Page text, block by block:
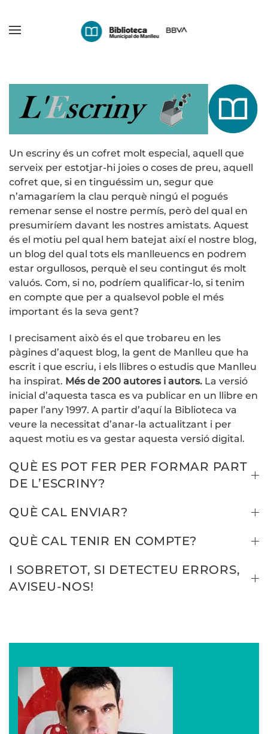
Un escriny és un cofret molt especial, aquell que
serveix per estotjar-hi joies o coses de preu, aquell
cofret que, si en tinguéssim un, segur que
n’amagaríem la clau perquè ningú el pogués
remenar sense el nostre permís, però del qual en
presumiríem davant les nostres amistats. Aquest
és el motiu pel qual hem batejat així el nostre blog,
un blog del qual tots els manlleuencs en podrem
estar orgullosos, perquè el seu contingut és molt
valuós. Com, si no, podríem qualificar-lo, si tenim
en compte que per a qualsevol poble el més
important és la seva gent?
I precisament això és el que trobareu en les
pàgines d’aquest blog, la gent de Manlleu que ha
escrit i que escriu, i els llibres o estudis que Manlleu
ha inspirat. Més de 200 autores i autors. La versió
inicial d’aquesta tasca es va publicar en un llibre en
paper l’any 1997. A partir d’aquí la Biblioteca va
veure la necessitat d’anar-la actualitzant i per
aquest motiu es va gestar aquesta versió digital.
QUÈ ES POT FER PER FORMAR PART
DE L’ESCRINY?
QUÈ CAL ENVIAR?
QUÈ CAL TENIR EN COMPTE?
I SOBRETOT, SI DETECTEU ERRORS,
AVISEU-NOS!